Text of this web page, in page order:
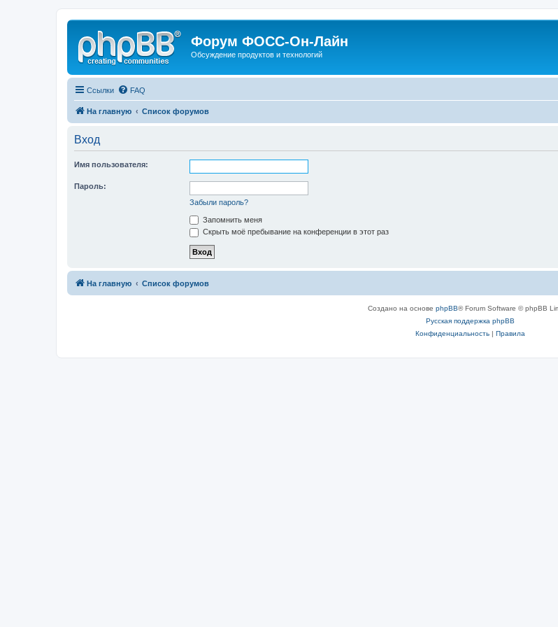
Форум ФОСС-Он-Лайн
Обсуждение продуктов и технологий
Ссылки FAQ
На главную Список форумов
Вход
Имя пользователя:
Пароль:
Забыли пароль?
Запомнить меня
Скрыть моё пребывание на конференции в этот раз
На главную Список форумов
Создано на основе phpBB® Forum Software © phpBB
Русская поддержка phpBB
Конфиденциальность| Правила